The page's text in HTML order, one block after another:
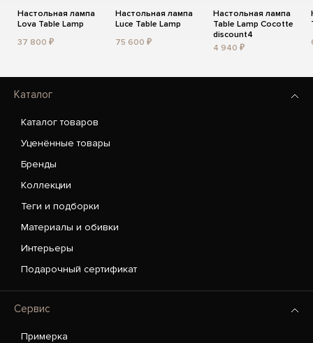
Настольная лампа
Lova Table Lamp
37 800 ₽
Настольная лампа
Luce Table Lamp
75 600 ₽
Настольная лампа
Table Lamp Cocotte
discount4
4 940 ₽
Каталог
Каталог товаров
Уценённые товары
Бренды
Коллекции
Теги и подборки
Материалы и обивки
Интерьеры
Подарочный сертификат
Сервис
Примерка